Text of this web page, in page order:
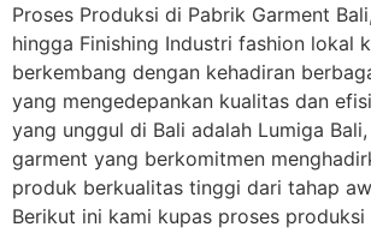
Proses Produksi di Pabrik Garment
hingga Finishing Industri fashion lokal
berkembang dengan kehadiran
yang mengedepankan kualitas dan
yang unggul di Bali adalah Lumiga
garment yang berkomitmen
produk berkualitas tinggi dari tahap
Berikut ini kami kupas proses